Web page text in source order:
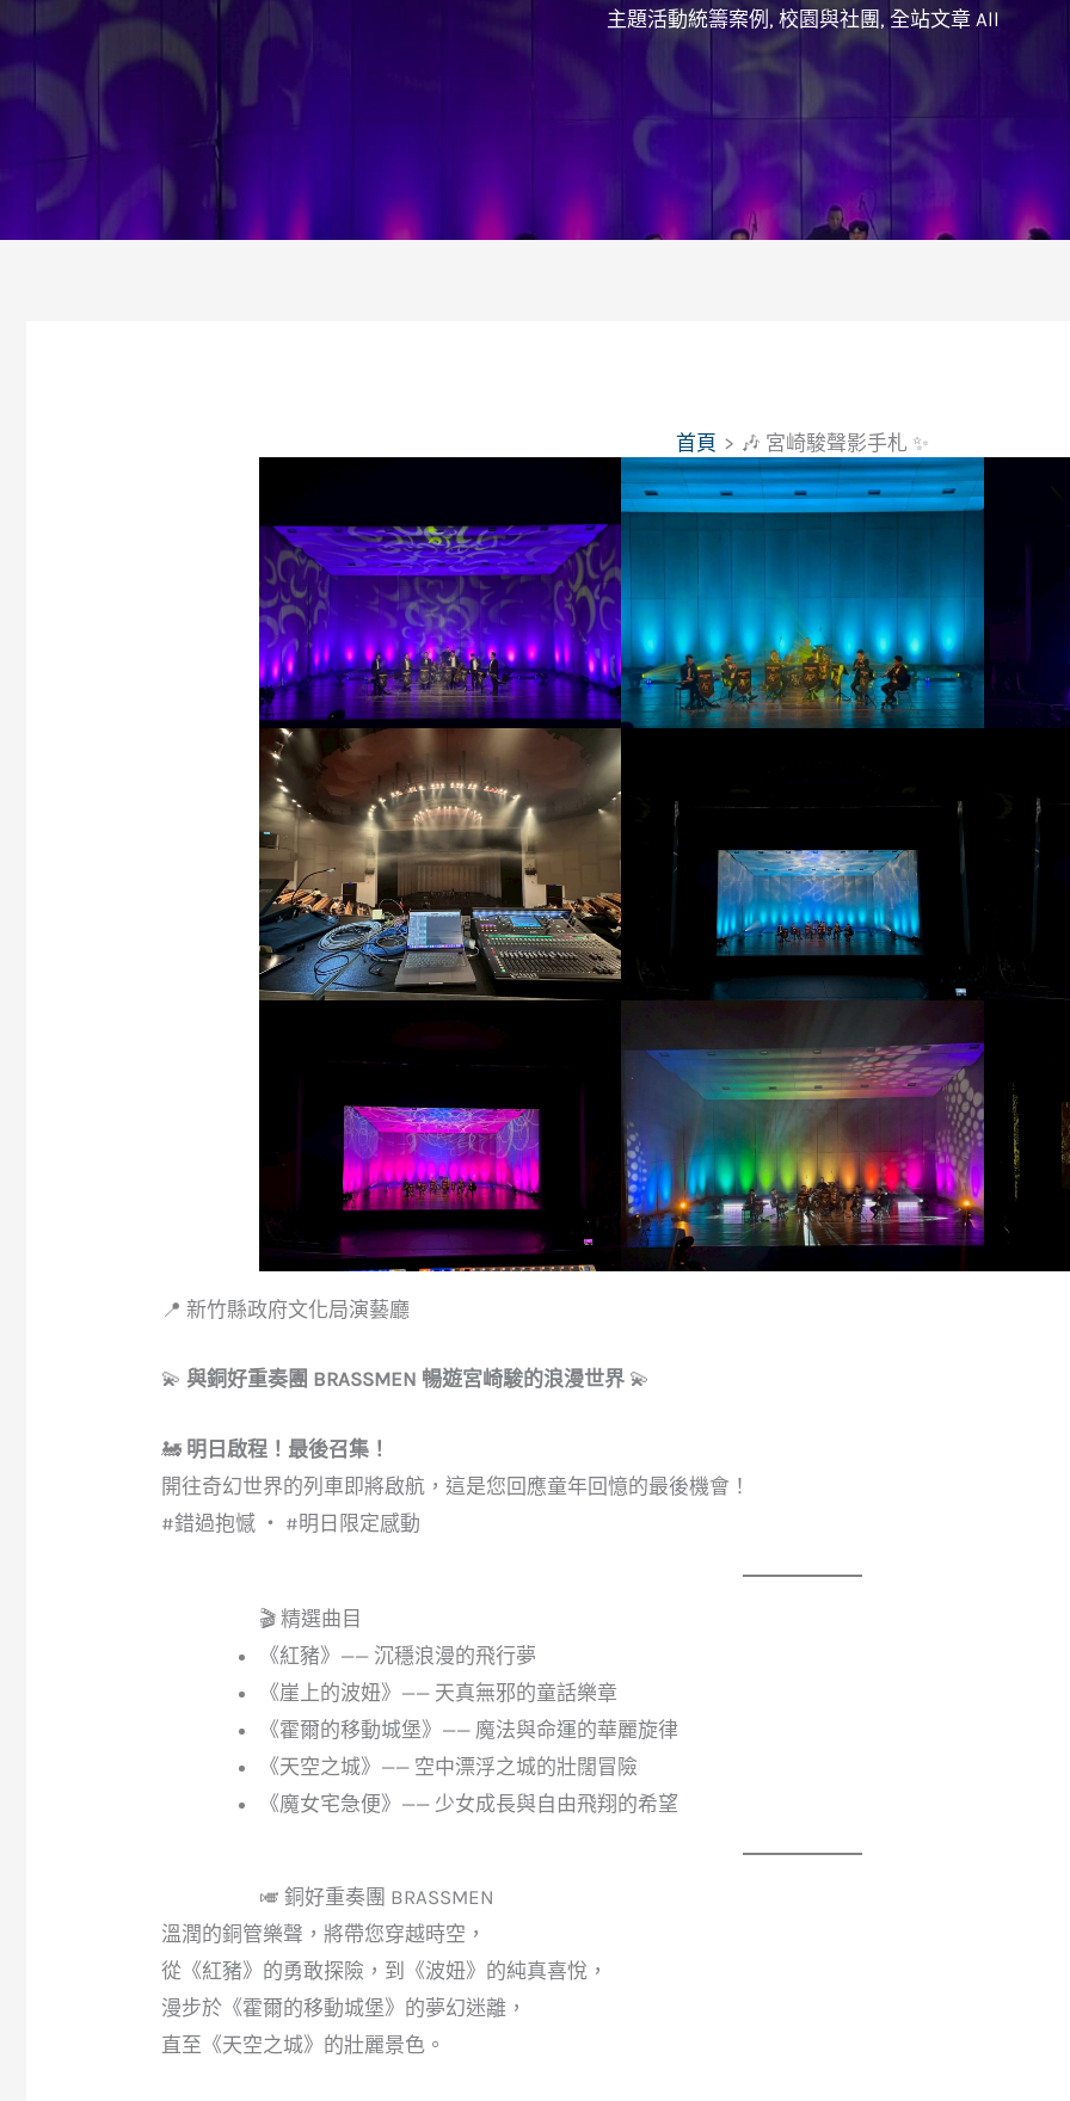
主題活動統籌案例 , 校園與社團 , 全站文章 All
首頁 🎶 宮崎駿聲影手札 ✨
📍 新竹縣政府文化局演藝廳
💫與銅好重奏團 BRASSMEN 暢遊宮崎駿的浪漫世界 💫
🚂 明日啟程！最後召集！
開往奇幻世界的列車即將啟航，這是您回應童年回憶的最後機會！
#錯過抱憾 ‧ #明日限定感動
🎬 精選曲目
《紅豬》—— 沉穩浪漫的飛行夢
《崖上的波妞》—— 天真無邪的童話樂章
《霍爾的移動城堡》—— 魔法與命運的華麗旋律
《天空之城》—— 空中漂浮之城的壯闊冒險
《魔女宅急便》—— 少女成長與自由飛翔的希望
🎺 銅好重奏團 BRASSMEN
溫潤的銅管樂聲，將帶您穿越時空，
從《紅豬》的勇敢探險，到《波妞》的純真喜悅，
漫步於《霍爾的移動城堡》的夢幻迷離，
直至《天空之城》的壯麗景色。